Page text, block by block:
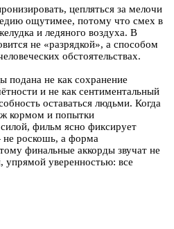
цепляться за мелочи
ощутимее, потому что смех в
и ледяного воздуха. В
не «разрядкой», а способом
обстоятельствах.
подана не как сохранение
и не как сентиментальный
оставаться людьми. Когда
кормом и попытки
фильм ясно фиксирует
не роскошь, а форма
финальные аккорды звучат не
уверенностью: все